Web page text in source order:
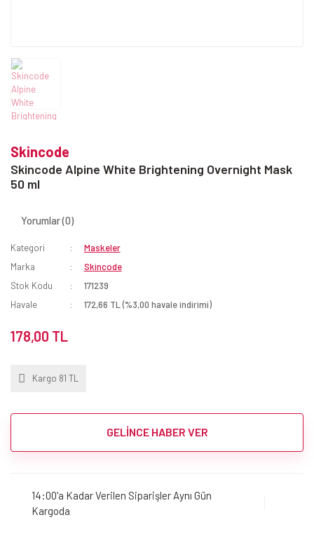
Skincode
Skincode Alpine White Brightening Overnight Mask
50 ml
Yorumlar (0)
Kategori
Maskeler
Marka
Skincode
Stok Kodu
171239
Havale
172,66 TL (%3,00 havale indirimi)
178,00 TL
Kargo 81 TL
GELİNCE HABER VER
14:00'a Kadar Verilen Siparişler Aynı Gün
Kargoda